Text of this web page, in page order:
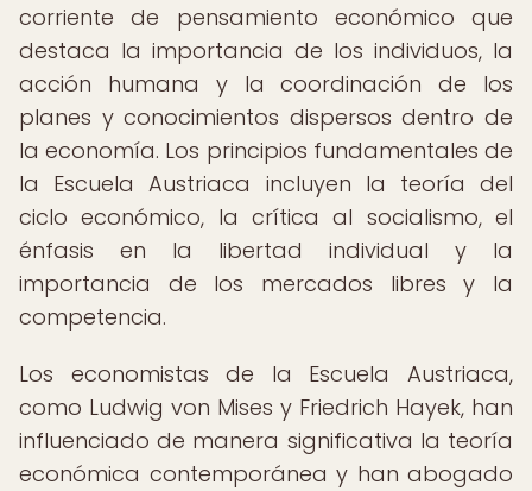
corriente de pensamiento económico que
destaca la importancia de los individuos, la
acción humana y la coordinación de los
planes y conocimientos dispersos dentro de
la economía. Los principios fundamentales de
la Escuela Austriaca incluyen la teoría del
ciclo económico, la crítica al socialismo, el
énfasis en la libertad individual y la
importancia de los mercados libres y la
competencia.
Los economistas de la Escuela Austriaca,
como Ludwig von Mises y Friedrich Hayek, han
influenciado de manera significativa la teoría
económica contemporánea y han abogado